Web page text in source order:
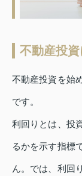
不動産投
不動産投資を始
です。
利回りとは、投
るかを示す指標
ん。では、利回